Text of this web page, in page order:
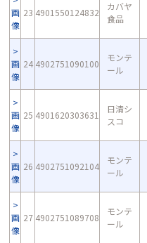
画
像
23 4901550124832
カバヤ
食品
画
像
24 4902751090100
モンテ
ール
画
像
25 4901620303631
日清シ
スコ
画
像
26 4902751092104
モンテ
ール
画
像
27 4902751089708
モンテ
ール